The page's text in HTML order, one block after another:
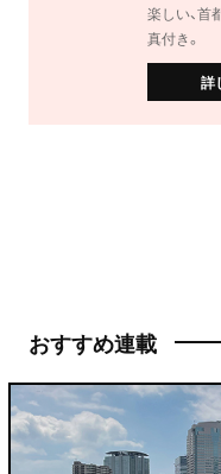
楽しい、
真付き。
詳
おすすめ連載